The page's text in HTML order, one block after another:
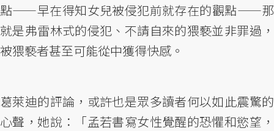
點——早在得知女兒被侵犯前就存在的觀點——那
就是弗雷林式的侵犯、不請自來的猥褻並非罪過，
被猥褻者甚至可能從中獲得快感。
葛萊迪的評論，或許也是眾多讀者何以如此震驚的
心聲，她說：「孟若書寫女性覺醒的恐懼和慾望，